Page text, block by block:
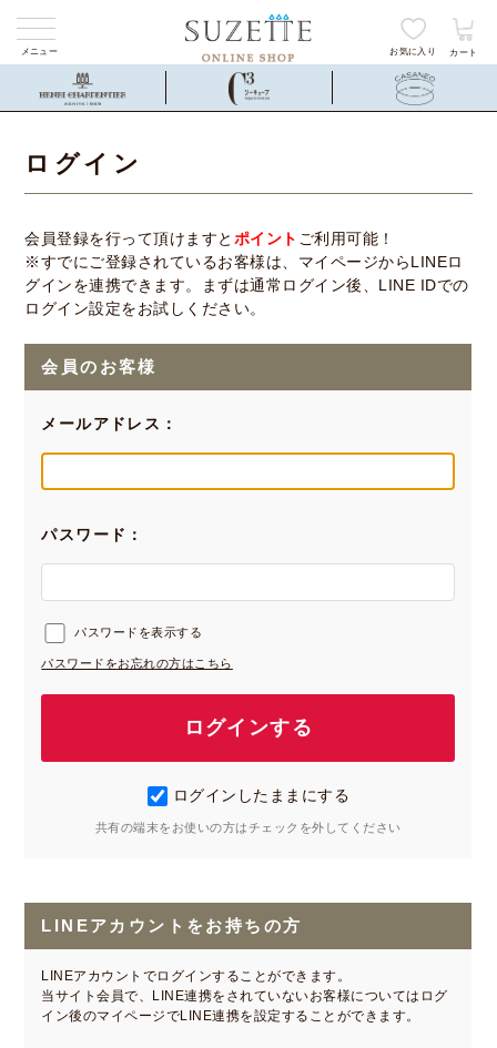
メニュー お気に入り カート
ログイン
会員登録を行って頂けますと ポイント ご利用可能！
※すでにご登録されているお客様は、マイページからLINEロ
グインを連携できます。まずは通常ログイン後、LINE IDでの
ログイン設定をお試しください。
会員のお客様
メールアドレス：
パスワード：
パスワードを表示する
パスワードをお忘れの方はこちら
ログインしたままにする
共有の端末をお使いの方はチェックを外してください
LINEアカウントをお持ちの方
LINEアカウントでログインすることができます。
当サイト会員で、LINE連携をされていないお客様についてはログ
イン後のマイページでLINE連携を設定することができます。